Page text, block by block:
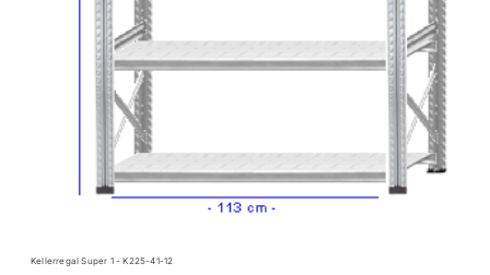
Kellerregal Super 1 - K225-41-12